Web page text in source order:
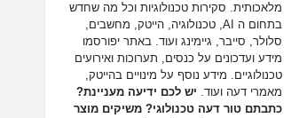
מלאכותית. סקירות טכנולוגיות וכל מה שחדש
בתחום ה AI, טכנולוגיה, הייטק, מחשבים,
סלולר, סייבר, גיימינג ועוד. באתר יפורסמו
מידע ועדכונים על כנסים, תערוכות ואירועים
טכנולוגיים. מידע נוסף על מינויים בהייטק,
מאמרי דעה ועוד. יש לכם ידיעה מעניינת?
כתבתם טור דעה טכנולוגי? משיקים מוצר